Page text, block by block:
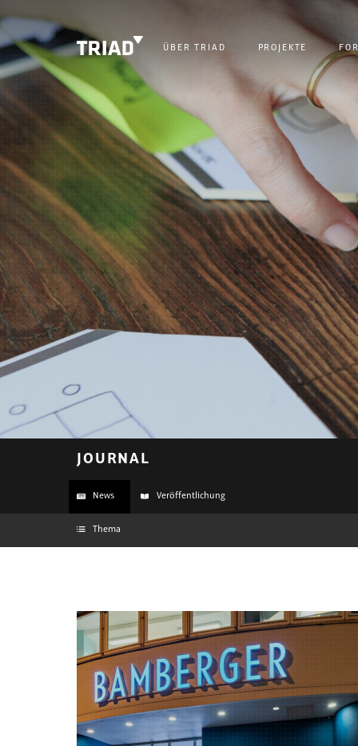
ÜBER TRIAD PROJEKTE
JOURNAL
News Veröffentlichung
Thema